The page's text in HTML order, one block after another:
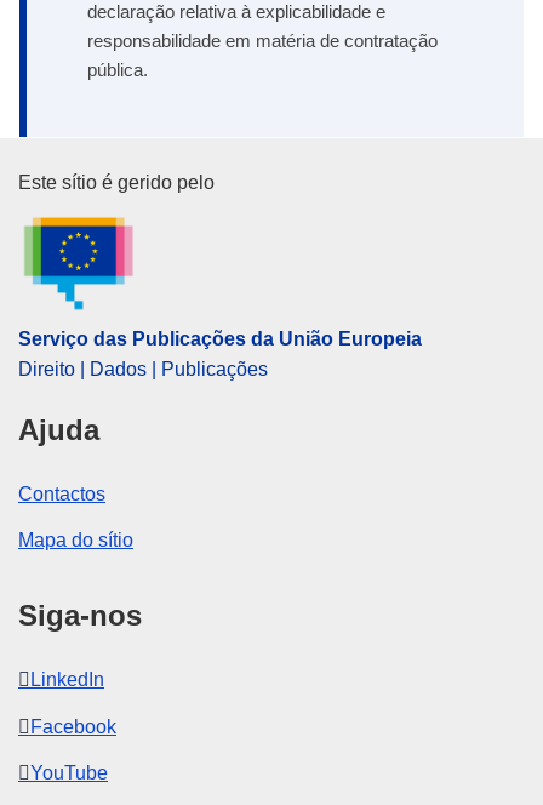
declaração relativa à explicabilidade e
responsabilidade em matéria de contratação
pública.
Serviço das Publicações da
Este sítio é gerido pelo
Serviço das Publicações da União Europeia
Direito | Dados | Publicações
Ajuda
Contactos
Mapa do sítio
Siga-nos
LinkedIn
Facebook
YouTube